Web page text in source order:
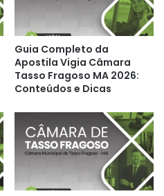
Guia Completo da
Apostila Vigia Câmara
Tasso Fragoso MA 2026:
Conteúdos e Dicas